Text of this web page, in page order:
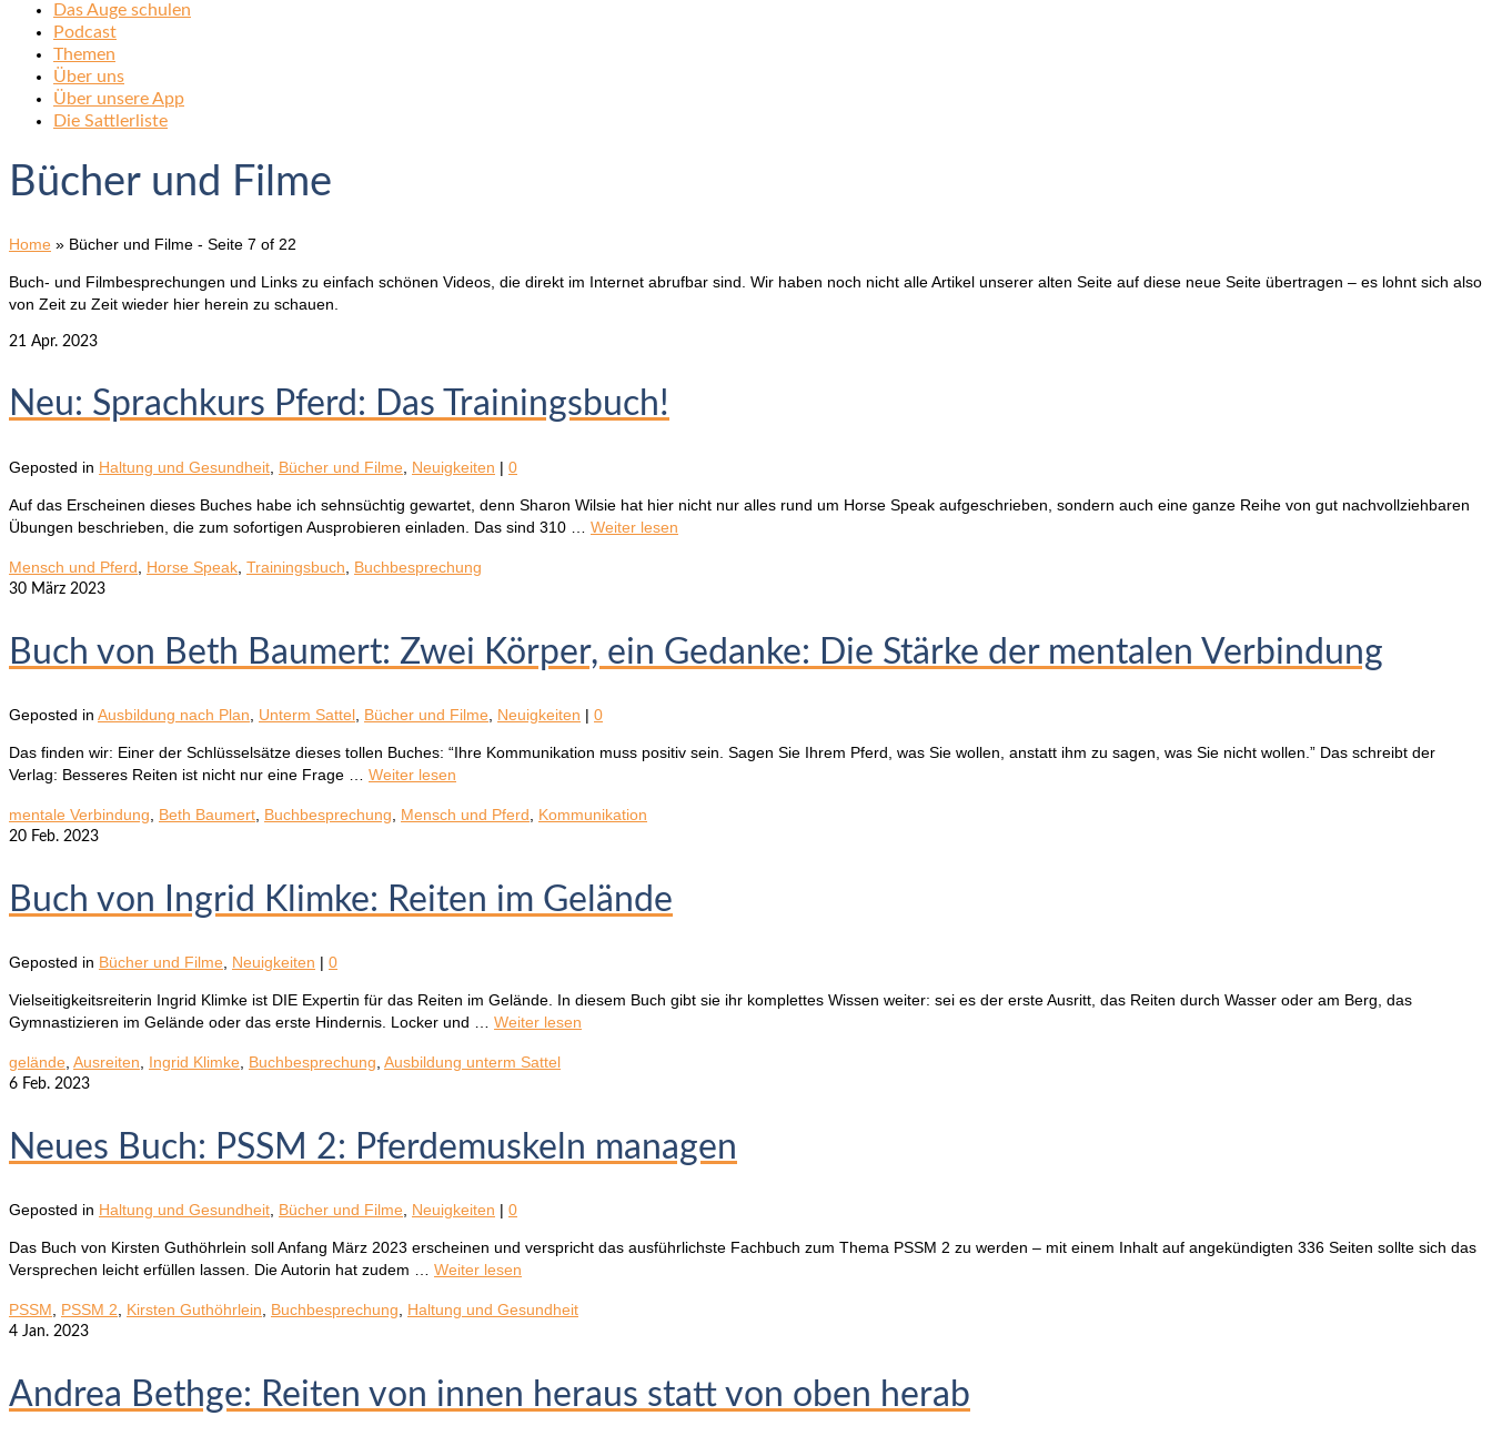
Das Auge schulen
Podcast
Themen
Über uns
Über unsere App
Die Sattlerliste
Bücher und Filme
Home » Bücher und Filme - Seite 7 of 22
Buch- und Filmbesprechungen und Links zu einfach schönen Videos, die direkt im Internet abrufbar sind. Wir haben noch nicht alle Artikel unserer alten Seite auf diese neue Seite übertragen – es lohnt sich also
von Zeit zu Zeit wieder hier herein zu schauen.
21 Apr. 2023
Neu: Sprachkurs Pferd: Das Trainingsbuch!
Geposted in Haltung und Gesundheit Bücher und Filme Neuigkeiten | 0
Auf das Erscheinen dieses Buches habe ich sehnsüchtig gewartet, denn Sharon Wilsie hat hier nicht nur alles rund um Horse Speak aufgeschrieben, sondern auch eine ganze Reihe von gut nachvollziehbaren
Übungen beschrieben, die zum sofortigen Ausprobieren einladen. Das sind 310 … Weiter lesen
Mensch und Pferd Horse Speak Trainingsbuch Buchbesprechung
30 März 2023
Buch von Beth Baumert: Zwei Körper, ein Gedanke: Die Stärke der mentalen Verbindung
Geposted in Ausbildung nach Plan Unterm Sattel Bücher und Filme Neuigkeiten | 0
Das finden wir: Einer der Schlüsselsätze dieses tollen Buches: “Ihre Kommunikation muss positiv sein. Sagen Sie Ihrem Pferd, was Sie wollen, anstatt ihm zu sagen, was Sie nicht wollen.” Das schreibt der
Verlag: Besseres Reiten ist nicht nur eine Frage … Weiter lesen
mentale Verbindung Beth Baumert Buchbesprechung Mensch und Pferd Kommunikation
20 Feb. 2023
Buch von Ingrid Klimke: Reiten im Gelände
Geposted in Bücher und Filme Neuigkeiten | 0
Vielseitigkeitsreiterin Ingrid Klimke ist DIE Expertin für das Reiten im Gelände. In diesem Buch gibt sie ihr komplettes Wissen weiter: sei es der erste Ausritt, das Reiten durch Wasser oder am Berg, das
Gymnastizieren im Gelände oder das erste Hindernis. Locker und … Weiter lesen
gelände Ausreiten Ingrid Klimke Buchbesprechung Ausbildung unterm Sattel
6 Feb. 2023
Neues Buch: PSSM 2: Pferdemuskeln managen
Geposted in Haltung und Gesundheit, Bücher und Filme, Neuigkeiten | 0
Das Buch von Kirsten Guthöhrlein soll Anfang März 2023 erscheinen und verspricht das ausführlichste Fachbuch zum Thema PSSM 2 zu werden – mit einem Inhalt auf angekündigten 336 Seiten sollte sich das
Versprechen leicht erfüllen lassen. Die Autorin hat zudem … Weiter lesen
PSSM, PSSM 2, Kirsten Guthöhrlein, Buchbesprechung, Haltung und Gesundheit
4 Jan. 2023
Andrea Bethge: Reiten von innen heraus statt von oben herab